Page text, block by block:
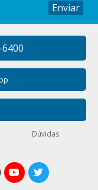
Enviar
Dúvidas